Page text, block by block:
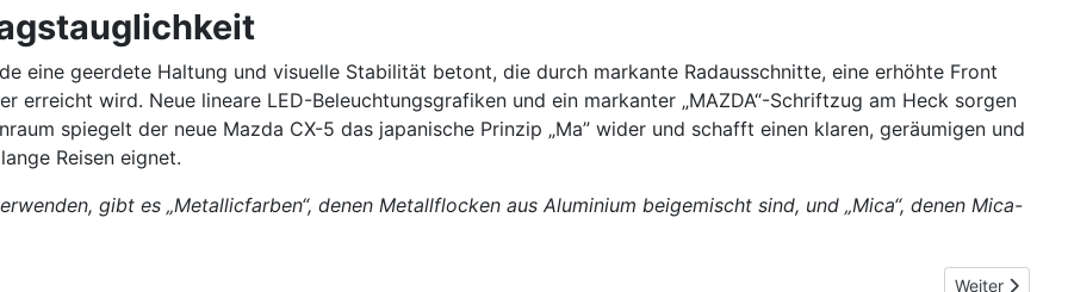
eine geerdete Haltung und visuelle Stabilität betont, die durch markante Radausschnitte, eine erhöhte Front
erreicht wird. Neue lineare LED-Beleuchtungsgrafiken und ein markanter „MAZDA“-Schriftzug am Heck sorgen
spiegelt der neue Mazda CX-5 das japanische Prinzip „Ma” wider und schafft einen klaren, geräumigen und
Reisen eignet.
gibt es „Metallicfarben“, denen Metallflocken aus Aluminium beigemischt sind, und „Mica“, denen Mica-
DS N°4 jetzt auch mit Turbodiesel-Motor bestellbar Nächster
Weiter